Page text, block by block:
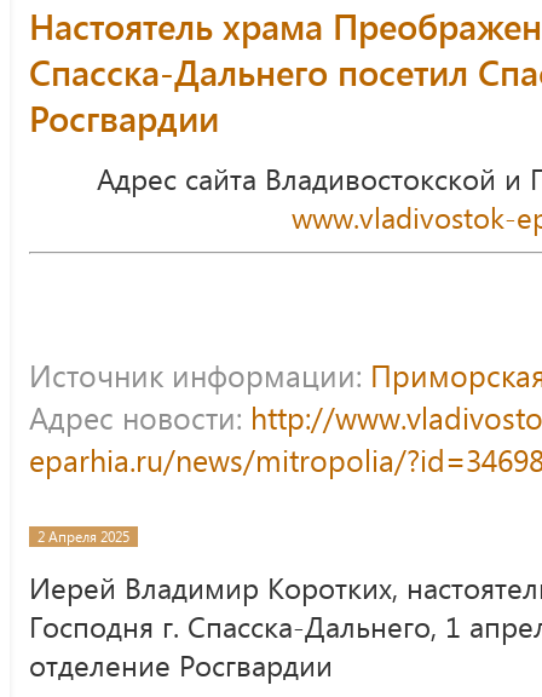
Настоятель храма
Спасска-Дальнего посетил
Росгвардии
Адрес сайта Владивостокской
www.vladivostok-
Источник информации:
Адрес новости: http://
eparhia.ru/news/mitropolia/
2 Апреля 2025
Иерей Владимир Коротких,
Господня г. Спасска-Дальнего, 1
отделение Росгвардии